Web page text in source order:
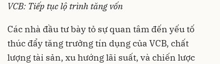
VCB: Tiếp tục lộ trình tăng vốn
Các nhà đầu tư bày tỏ sự quan tâm đến yếu tố
thúc đẩy tăng trưởng tín dụng của VCB, chất
lượng tài sản, xu hướng lãi suất, và chiến lược